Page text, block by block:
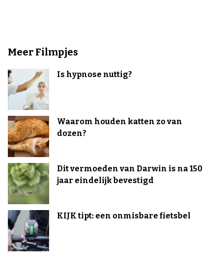
Meer Filmpjes
Is hypnose nuttig?
Waarom houden katten zo van
dozen?
Dit vermoeden van Darwin is na 150
jaar eindelijk bevestigd
KIJK tipt: een onmisbare fietsbel